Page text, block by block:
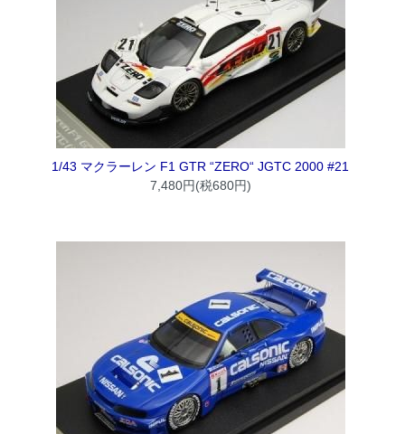
1/43 マクラーレン F1 GTR “ZERO“ JGTC 2000 #21
7,480円(税680円)